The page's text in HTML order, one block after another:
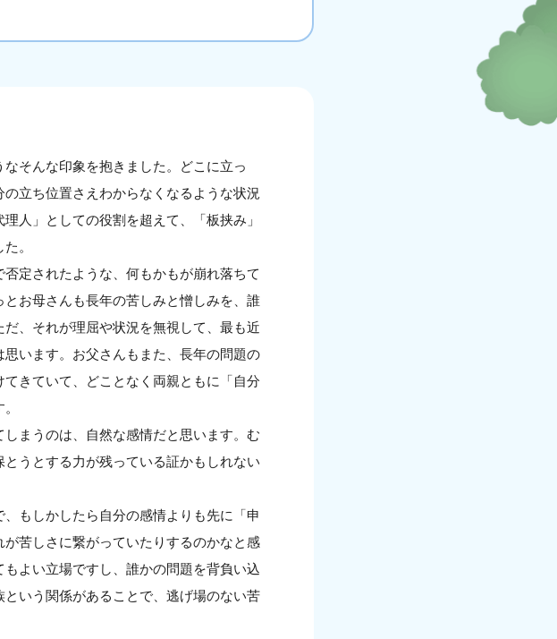
そんな印象を抱きました。どこに立っ
立ち位置さえわからなくなるような状況
人」としての役割を超えて、「板挟み」
。
定されたような、何もかもが崩れ落ちて
お母さんも長年の苦しみと憎しみを、誰
、それが理屈や状況を無視して、最も近
います。お父さんもまた、長年の問題の
きていて、どことなく両親ともに「自分
まうのは、自然な感情だと思います。む
うとする力が残っている証かもしれない
もしかしたら自分の感情よりも先に「申
苦しさに繋がっていたりするのかなと感
よい立場ですし、誰かの問題を背負い込
いう関係があることで、逃げ場のない苦